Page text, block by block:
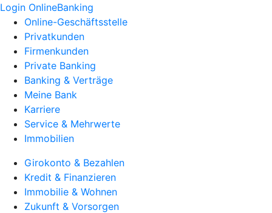
Login OnlineBanking
Online-Geschäftsstelle
Privatkunden
Firmenkunden
Private Banking
Banking & Verträge
Meine Bank
Karriere
Service & Mehrwerte
Immobilien
Girokonto & Bezahlen
Kredit & Finanzieren
Immobilie & Wohnen
Zukunft & Vorsorgen